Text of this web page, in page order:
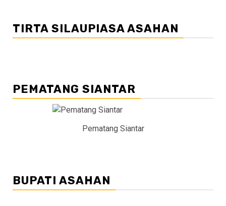
TIRTA SILAUPIASA ASAHAN
PEMATANG SIANTAR
Pematang Siantar
BUPATI ASAHAN